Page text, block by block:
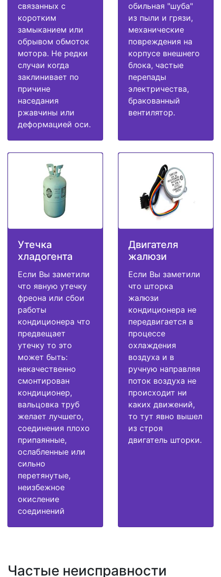
связанных с
коротким
замыканием или
обрывом обмоток
мотора. Не редки
случаи когда
заклинивает по
причине
наседания
ржавчины или
деформацией оси.
обильная "шуба"
из пыли и грязи,
механические
повреждения на
корпусе внешнего
блока, частые
перепады
электричества,
бракованный
вентилятор.
Утечка
хладогента
Если Вы заметили
что явную утечку
фреона или сбои
работы
кондиционера что
предвещает
утечку то это
может быть:
некачественно
смонтирован
кондиционер,
вальцовка труб
желает лучшего,
соединения плохо
припаянные,
ослабленные или
сильно
перетянутые,
неизбежное
окисление
соединений
Двигателя
жалюзи
Если Вы заметили
что шторка
жалюзи
кондиционера не
передвигается в
процессе
охлаждения
воздуха и в
ручную направляя
поток воздуха не
происходит ни
каких движений,
то тут явно вышел
из строя
двигатель шторки.
Частые неисправности